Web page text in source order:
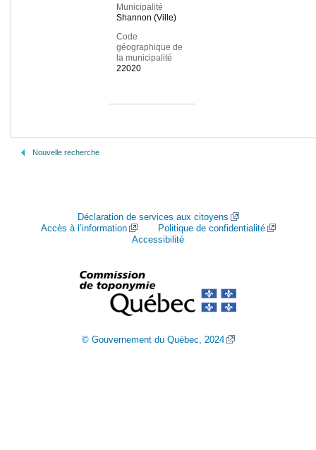
Municipalité
Shannon (Ville)
Code
géographique de
la municipalité
22020
Nouvelle recherche
Déclaration de services aux citoyens
Accès à l’information
Politique de confidentialité
Accessibilité
© Gouvernement du Québec, 2024